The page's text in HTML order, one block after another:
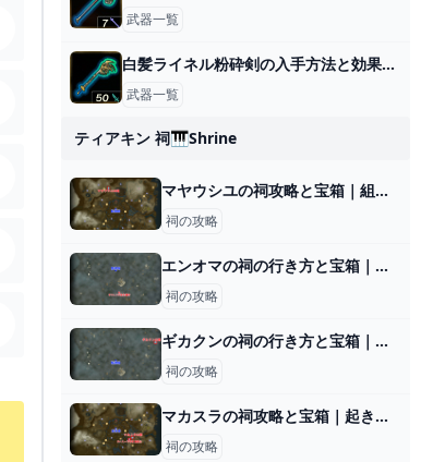
武器一覧
白髪ライネル粉砕剣の入手方法と効果性能
武器一覧
ティアキン 祠🎹shrine
マヤウシユの祠攻略と宝箱｜組み合わせ
祠の攻略
エンオマの祠の行き方と宝箱｜ラウルの祝福
祠の攻略
ギカクンの祠の行き方と宝箱｜球体ギミックの解説
祠の攻略
マカスラの祠攻略と宝箱｜起き上がるもの
祠の攻略